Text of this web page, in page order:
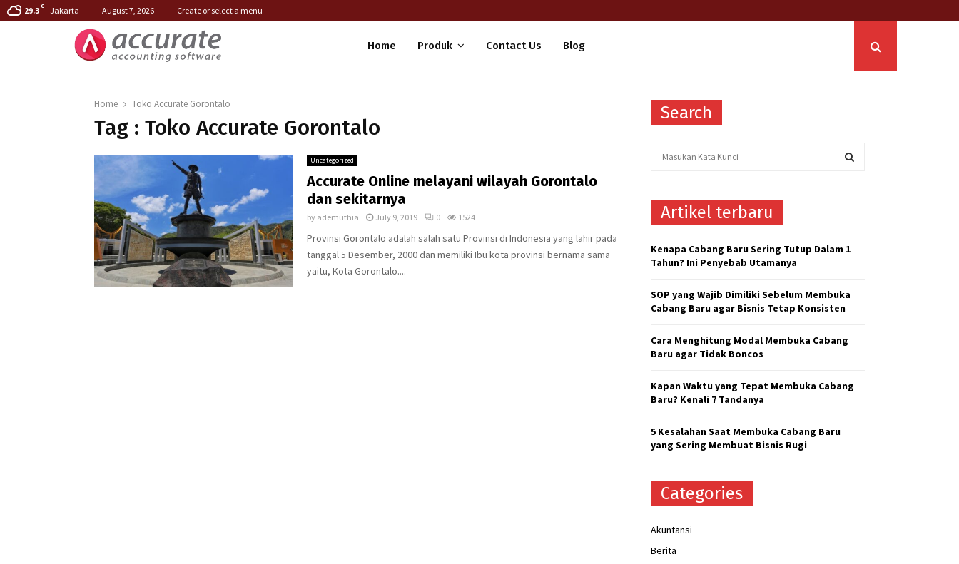
29.3 C Jakarta August 7, 2026 Create or select a menu
Home Produk Contact Us Blog
Home Toko Accurate Gorontalo
Tag : Toko Accurate Gorontalo
Uncategorized
Accurate Online melayani wilayah Gorontalo
dan sekitarnya
by ademuthia July 9, 2019 0 1524
Provinsi Gorontalo adalah salah satu Provinsi di Indonesia yang lahir pada
tanggal 5 Desember, 2000 dan memiliki Ibu kota provinsi bernama sama
yaitu, Kota Gorontalo....
Search
h
o
r
C
Artikel terbaru
Kenapa Cabang Baru Sering Tutup Dalam 1
Tahun? Ini Penyebab Utamanya
SOP yang Wajib Dimiliki Sebelum Membuka
Cabang Baru agar Bisnis Tetap Konsisten
Cara Menghitung Modal Membuka Cabang
Baru agar Tidak Boncos
Kapan Waktu yang Tepat Membuka Cabang
Baru? Kenali 7 Tandanya
5 Kesalahan Saat Membuka Cabang Baru
yang Sering Membuat Bisnis Rugi
Categories
Akuntansi
Berita